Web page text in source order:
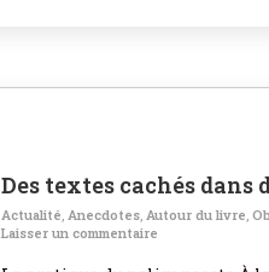
Des textes cachés dans
Actualité,Anecdotes,Autour du livre,
Laisser un commentaire